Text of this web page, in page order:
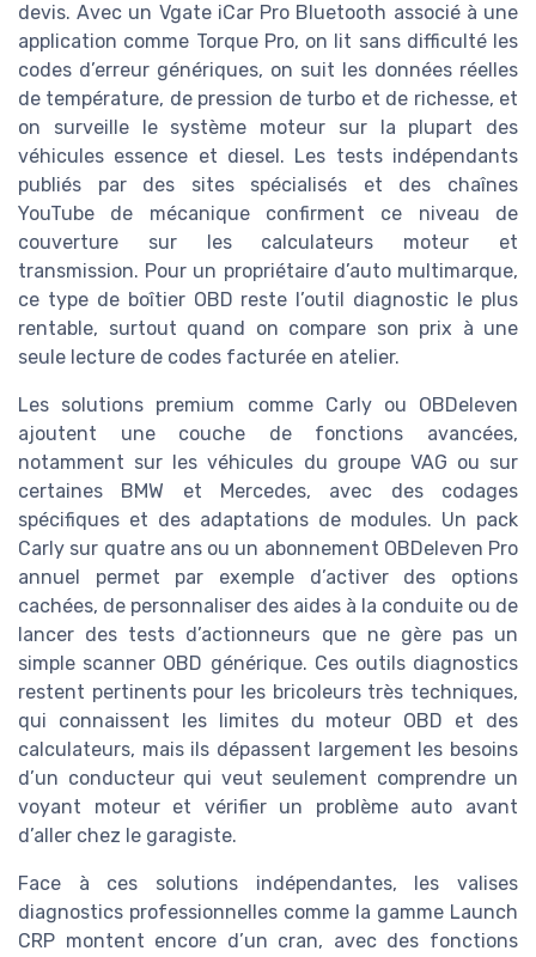
devis. Avec un Vgate iCar Pro Bluetooth associé à une
application comme Torque Pro, on lit sans difficulté les
codes d’erreur génériques, on suit les données réelles
de température, de pression de turbo et de richesse, et
on surveille le système moteur sur la plupart des
véhicules essence et diesel. Les tests indépendants
publiés par des sites spécialisés et des chaînes
YouTube de mécanique confirment ce niveau de
couverture sur les calculateurs moteur et
transmission. Pour un propriétaire d’auto multimarque,
ce type de boîtier OBD reste l’outil diagnostic le plus
rentable, surtout quand on compare son prix à une
seule lecture de codes facturée en atelier.
Les solutions premium comme Carly ou OBDeleven
ajoutent une couche de fonctions avancées,
notamment sur les véhicules du groupe VAG ou sur
certaines BMW et Mercedes, avec des codages
spécifiques et des adaptations de modules. Un pack
Carly sur quatre ans ou un abonnement OBDeleven Pro
annuel permet par exemple d’activer des options
cachées, de personnaliser des aides à la conduite ou de
lancer des tests d’actionneurs que ne gère pas un
simple scanner OBD générique. Ces outils diagnostics
restent pertinents pour les bricoleurs très techniques,
qui connaissent les limites du moteur OBD et des
calculateurs, mais ils dépassent largement les besoins
d’un conducteur qui veut seulement comprendre un
voyant moteur et vérifier un problème auto avant
d’aller chez le garagiste.
Face à ces solutions indépendantes, les valises
diagnostics professionnelles comme la gamme Launch
CRP montent encore d’un cran, avec des fonctions